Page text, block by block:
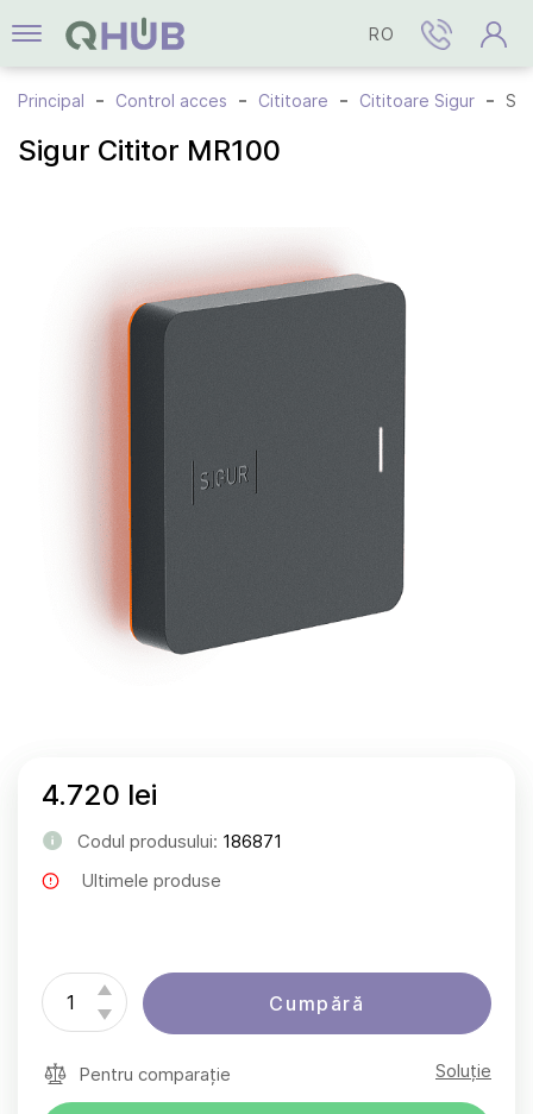
RO
Principal Control acces Cititoare Cititoare Sigur
Sigur Cititor MR100
4.720 lei
Codul produsului: 186871
Ultimele produse
Cumpără
Pentru comparație Soluție